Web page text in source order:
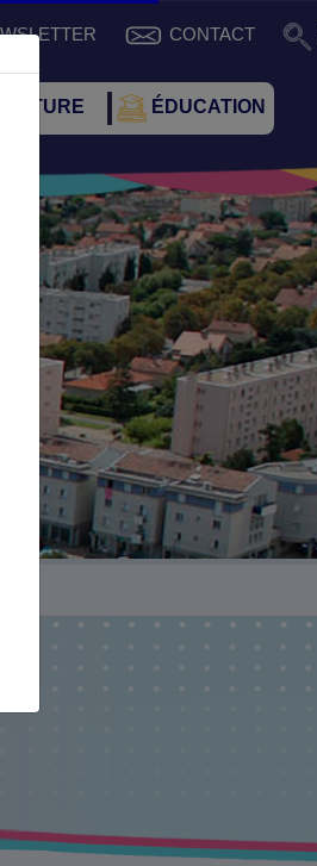
CONTACT
ÉDUCATION